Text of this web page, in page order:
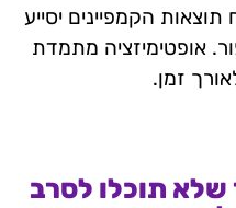
הקמפיינים יסייע
אופטימיזציה מתמדת
זמן.
תוכלו לסרב